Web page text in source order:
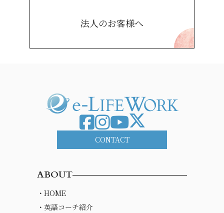
法人のお客様へ
CONTACT
ABOUT
・HOME
・英語コーチ紹介